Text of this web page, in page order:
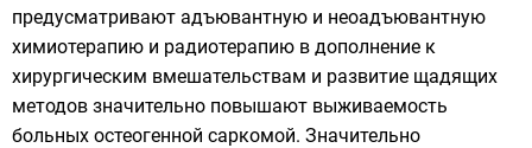
предусматривают адъювантную и неоадъювантную
химиотерапию и радиотерапию в дополнение к
хирургическим вмешательствам и развитие щадящих
методов значительно повышают выживаемость
больных остеогенной саркомой. Значительно